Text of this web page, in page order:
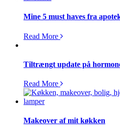
Mine 5 must haves fra
Read More
Tiltrængt update på
Read More
Makeover af mit køkken